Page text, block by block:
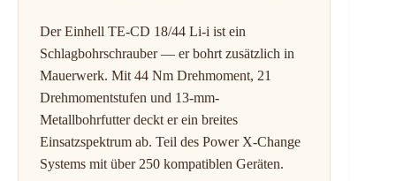
Der Einhell TE-CD 18/44 Li-i ist ein
Schlagbohrschrauber — er bohrt zusätzlich in
Mauerwerk. Mit 44 Nm Drehmoment, 21
Drehmomentstufen und 13-mm-
Metallbohrfutter deckt er ein breites
Einsatzspektrum ab. Teil des Power X-Change
Systems mit über 250 kompatiblen Geräten.